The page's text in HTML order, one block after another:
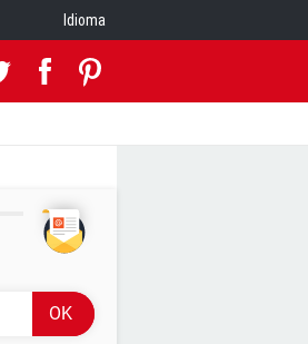
Idioma